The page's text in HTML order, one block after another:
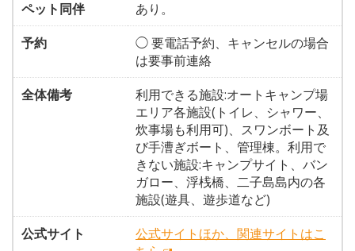
ペット同伴
あり。
予約
◯ 要電話予約、キャンセルの場合
は要事前連絡
全体備考
利用できる施設:オートキャンプ場
エリア各施設(トイレ、シャワー、
炊事場も利用可)、スワンボート及
び手漕ぎボート、管理棟。利用で
きない施設:キャンプサイト、バン
ガロー、浮桟橋、二子島島内の各
施設(遊具、遊歩道など)
公式サイト
公式サイトほか、関連サイトはこ